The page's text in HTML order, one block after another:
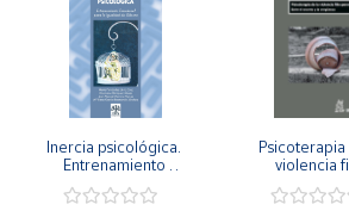
Inercia psicológica.
Entrenamiento
Igualdad de Género.
Psicoterapia
violencia
secreto y